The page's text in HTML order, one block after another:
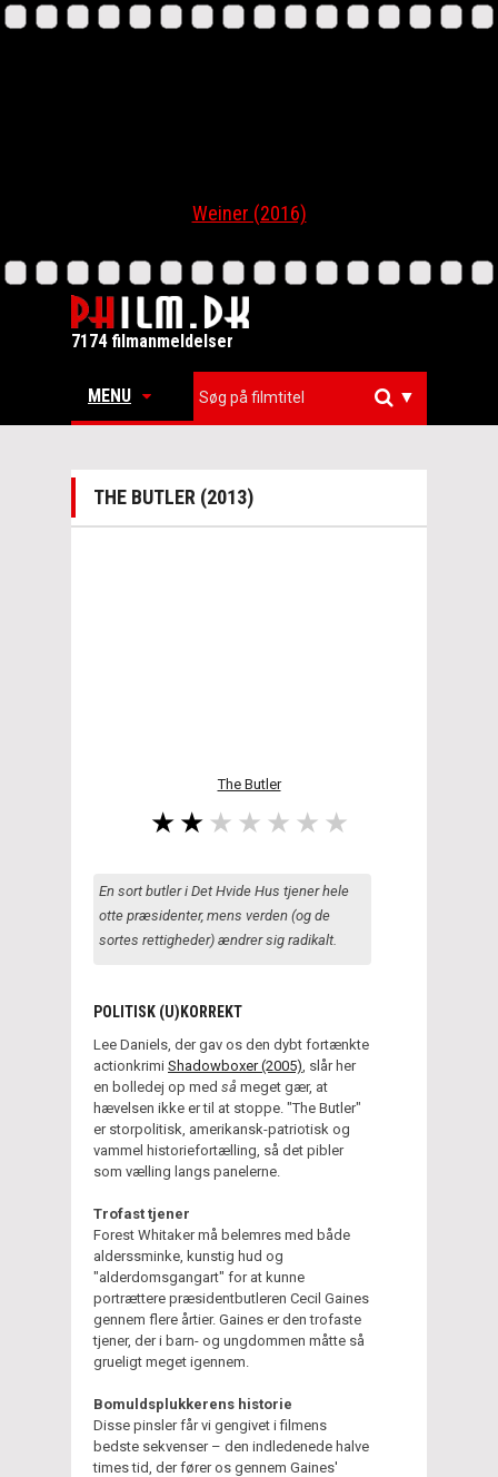
Weiner (2016)
7174 filmanmeldelser
MENU ▼
THE BUTLER (2013)
The Butler
En sort butler i Det Hvide Hus tjener hele
otte præsidenter, mens verden (og de
sortes rettigheder) ændrer sig radikalt.
POLITISK (U)KORREKT
Lee Daniels, der gav os den dybt fortænkte
actionkrimi Shadowboxer (2005) , slår her
en bolledej op med så meget gær, at
hævelsen ikke er til at stoppe. "The Butler"
er storpolitisk, amerikansk-patriotisk og
vammel historiefortælling, så det pibler
som vælling langs panelerne.
Trofast tjener
Forest Whitaker må belemres med både
alderssminke, kunstig hud og
"alderdomsgangart" for at kunne
portrættere præsidentbutleren Cecil Gaines
gennem flere årtier. Gaines er den trofaste
tjener, der i barn- og ungdommen måtte så
grueligt meget igennem.
Bomuldsplukkerens historie
Disse pinsler får vi gengivet i filmens
bedste sekvenser – den indledenede halve
times tid, der fører os gennem Gaines'